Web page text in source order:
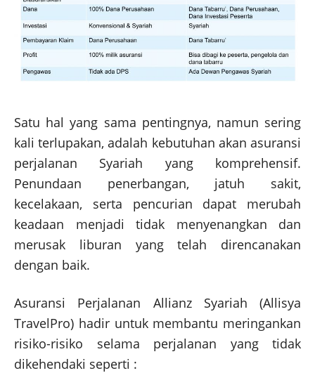
Satu hal yang sama pentingnya, namun sering
kali terlupakan, adalah kebutuhan akan asuransi
perjalanan Syariah yang komprehensif.
Penundaan penerbangan, jatuh sakit,
kecelakaan, serta pencurian dapat merubah
keadaan menjadi tidak menyenangkan dan
merusak liburan yang telah direncanakan
dengan baik.
Asuransi Perjalanan Allianz Syariah (Allisya
TravelPro) hadir untuk membantu meringankan
risiko-risiko selama perjalanan yang tidak
dikehendaki seperti :